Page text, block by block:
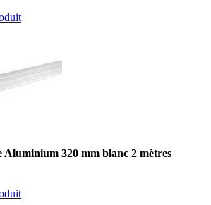
Aluminium 320 mm blanc 2 mètres